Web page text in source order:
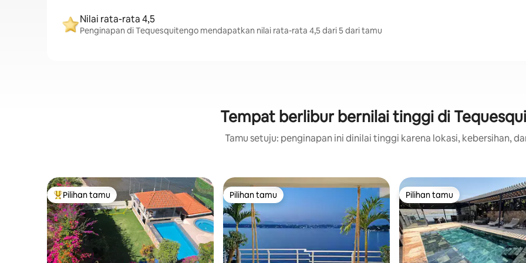
Nilai rata-rata 4,5
Penginapan di Tequesquitengo mendapatkan nilai rata-rata 4,5 dari 5 dari tamu
Tempat berlibur bernilai tinggi di
Tamu setuju: penginapan ini dinilai tinggi karena lokasi, kebersihan,
Pilihan tamu terpopuler
Pilihan tamu Pilihan tamu
Pilihan tamu Pilihan tamu
Pilihan tamu